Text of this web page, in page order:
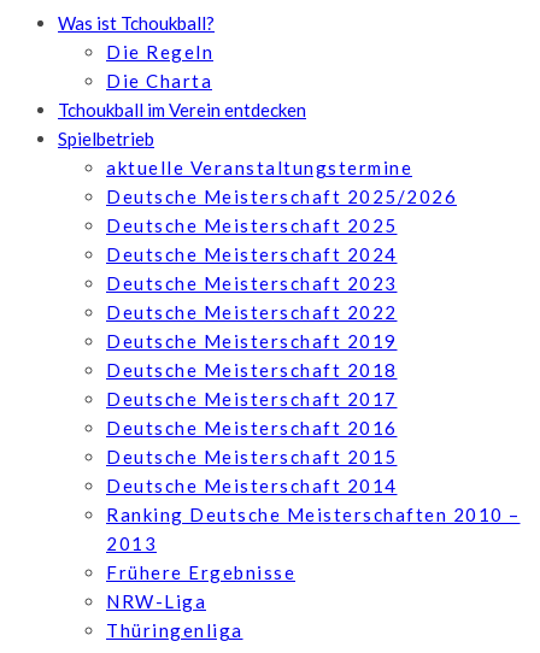
Was ist Tchoukball?
Die Regeln
Die Charta
Tchoukball im Verein entdecken
Spielbetrieb
aktuelle Veranstaltungstermine
Deutsche Meisterschaft 2025/2026
Deutsche Meisterschaft 2025
Deutsche Meisterschaft 2024
Deutsche Meisterschaft 2023
Deutsche Meisterschaft 2022
Deutsche Meisterschaft 2019
Deutsche Meisterschaft 2018
Deutsche Meisterschaft 2017
Deutsche Meisterschaft 2016
Deutsche Meisterschaft 2015
Deutsche Meisterschaft 2014
Ranking Deutsche Meisterschaften 2010 –
2013
Frühere Ergebnisse
NRW-Liga
Thüringenliga